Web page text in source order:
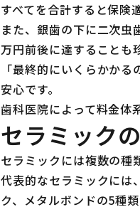
すべてを合計すると保険
また、銀歯の下に二次
万円前後に達することも
「最終的にいくらかか
安心です。
歯科医院によって料金体
セラミック
セラミックには複数の種
代表的なセラミックには
ク、メタルボンドの5種